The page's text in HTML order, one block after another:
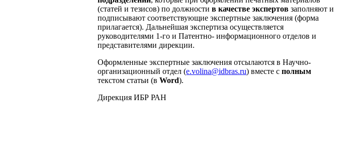
(статей и тезисов) по должностив качестве экспертов заполняют и
подписывают соответствующие экспертные заключения (форма
прилагается). Дальнейшая экспертиза осуществляется
руководителями 1-го и Патентно- информационного отделов и
представителями дирекции.
Оформленные экспертные заключения отсылаются в Научно-
организационный отдел (e.volina@idbras.ru) вместе сполным
текстом статьи (вWord).
Дирекция ИБР РАН